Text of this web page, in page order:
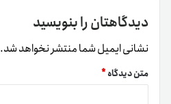
دیدگاهتان را بنویسید
نشانی ایمیل شما منتشر نخواهد شد.
متن دیدگاه*